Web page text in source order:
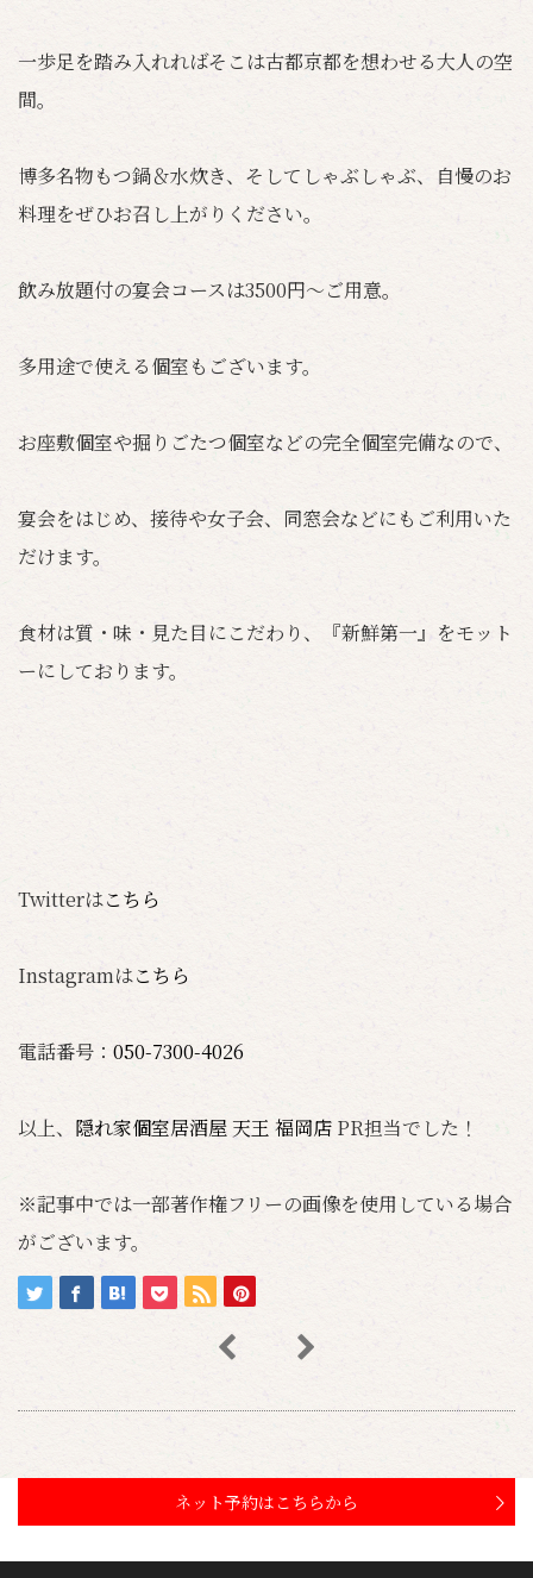
一歩足を踏み入れればそこは古都京都を想わせる大人の空
間。
博多名物もつ鍋＆水炊き、そしてしゃぶしゃぶ、自慢のお
料理をぜひお召し上がりください。
飲み放題付の宴会コースは3500円～ご用意。
多用途で使える個室もございます。
お座敷個室や掘りごたつ個室などの完全個室完備なので、
宴会をはじめ、接待や女子会、同窓会などにもご利用いた
だけます。
食材は質・味・見た目にこだわり、『新鮮第一』をモット
ーにしております。
Twitterはこちら
Instagramはこちら
電話番号： 050-7300-4026
以上、 隠れ家個室居酒屋 天王 福岡店 PR担当でした！
※記事中では一部著作権フリーの画像を使用している場合
がございます。
ネット予約はこちらから